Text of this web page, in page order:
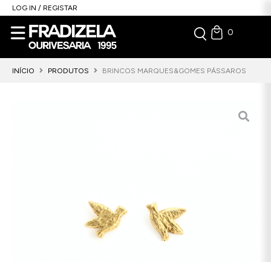
LOG IN / REGISTAR
0
INÍCIO PRODUTOS BRINCOS MARQUES&GOMES PÁSSAROS